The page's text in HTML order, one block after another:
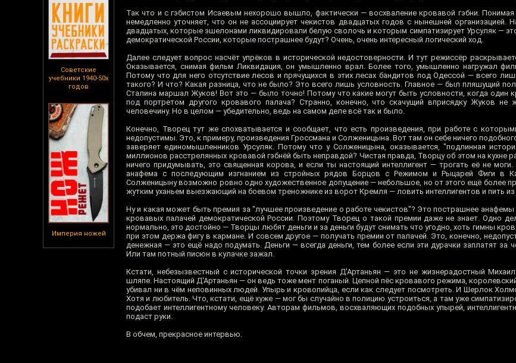
Советские
учебники 1940-50х
годов
Империя ножей
Так что и с гэбистом Исаевым нехорошо вышло, фактически — восхваление кровавой гэбни. Понимая
немедленно уточняет, что он не ассоциирует чекистов двадцатых годов с нынешней организацией.
двадцатых, которые эшелонами ликвидировали белую сволочь и которым симпатизирует Урсуляк —
демократической России, которые пострашнее будут? Очень, очень интересный логический ход.
Далее следует вопрос насчёт упрёков в исторической недостоверности. И тут режиссёр
Оказывается, снимая фильм Ликвидация, он умышленно врал. Более того, умышленно нагружал
Потому что для него отсутствие лесов и прячущихся в этих лесах бандитов под Одессой — всего
такого? И что? Какая разница, что не было? Это всего лишь условность. Главное — был пляшущий
Сталина маршал Жуков! Вот это — было точно! Потому что какие могут быть условности, когда один
под портретом другого кровавого палача? Странно, конечно, что скачущий вприсядку Жуков не
человечину. Но в целом — убедительно, ведь на самом деле всё так и было.
Конечно, Творец тут же спохватывается и сообщает, что есть произведения, при работе с
недопустимы. Это, к примеру, произведения Гроссмана и Солженицына. Вот там он себе ничего
заверяет единомышленников Урсуляк. Потому что у Солженицына, оказывается, "подлинная
миллионов расстрелянных кровавой гэбнёй быть неправдой? Чистая правда, Творцу об этом на кухне
ничего придумывать, это священная корова, и если ты настоящий интеллигент — трогать её не моги.
анафема с последующим изгнанием из стройных рядов Борцов с Режимом и Рыцарей Фиги в
Солженицыну возможно ровно одно художественное допущение — небольшое, но от этого ещё более
жутким уханьем выезжающий на боевом треножнике из ворот Кремля — ловить интеллигентов и пить из
Ну и какая может быть премия за "лучшее произведение о работе чекистов"? Это пострашнее анафемы
кровавых палачей демократической России. Поэтому Творец о такой премии даже не знает. Одно
нормально, это достойно — Творцы любят деньги и за деньги будут снимать что угодно, хоть гимны
при этом держа фигу в кармане. И совсем другое — получать премии от палачей. Это, конечно,
денежная — это ещё надо подумать. Деньги — всегда деньги, тем более если эти дурачки заплатят за
Или там потный писюн в кулачке зажал.
Кстати, небезызвестный с исторической точки зрения Д'Артаньян — это не жизнерадостный
шляпе. Настоящий Д'Артаньян — он ведь тоже мент поганый. Цепной пёс кровавого режима,
убивал ни в чём неповинных людей. Упырь и кровопийца, если как следует посмотреть. И Шерлок
Хотя и любитель. Что, кстати, ещё хуже — мог бы случайно в полицию устроиться, а там уже
подобает интеллигентному человеку. Авторам фильмов, восхваляющих подобных упырей,
подаст руки.
В обчем, прекрасное интервью.